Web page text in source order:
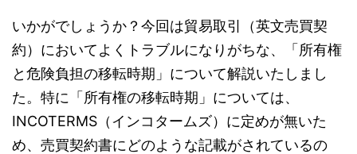
いかがでしょうか？今回は貿易取引（英文売買契
約）においてよくトラブルになりがちな、「所有権
と危険負担の移転時期」について解説いたしまし
た。特に「所有権の移転時期」については、
INCOTERMS（インコタームズ）に定めが無いた
め、売買契約書にどのような記載がされているの